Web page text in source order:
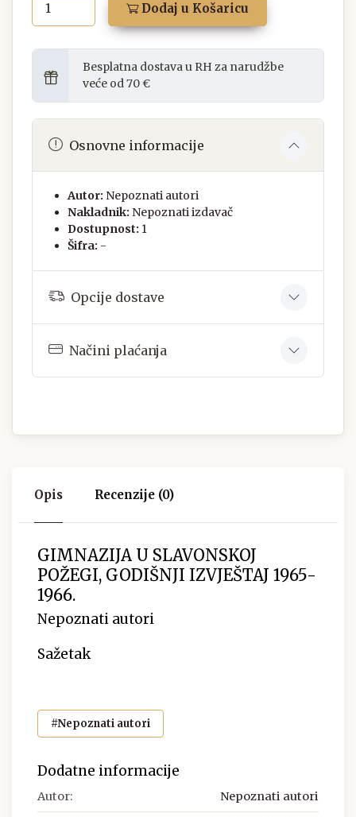
Dodaj u Košaricu
Besplatna dostava u RH za narudžbe
veće od 70 €
Osnovne informacije
Autor: Nepoznati autori
Nakladnik: Nepoznati izdavač
Dostupnost: 1
Šifra: -
Opcije dostave
Načini plaćanja
Opis Recenzije (0)
GIMNAZIJA U SLAVONSKOJ
POŽEGI, GODIŠNJI IZVJEŠTAJ 1965-
1966.
Nepoznati autori
Sažetak
#Nepoznati autori
Dodatne informacije
Autor: Nepoznati autori